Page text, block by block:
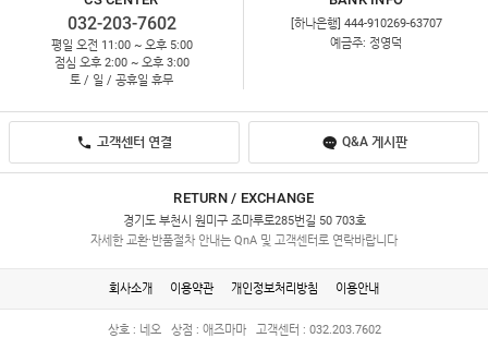
032-203-7602
평일 오전 11:00 ~ 오후 5:00
점심 오후 2:00 ~ 오후 3:00
토 / 일 / 공휴일 휴무
[하나은행] 444-910269-63707
예금주: 정영덕
고객센터 연결 Q&A 게시판
RETURN / EXCHANGE
경기도 부천시 원미구 조마루로285번길 50 703호
자세한 교환·반품절차 안내는 QnA 및 고객센터로 연락바랍니다
회사소개 이용약관 개인정보처리방침 이용안내
상호 : 네오 상점 : 애즈마마 고객센터 : 032.203.7602